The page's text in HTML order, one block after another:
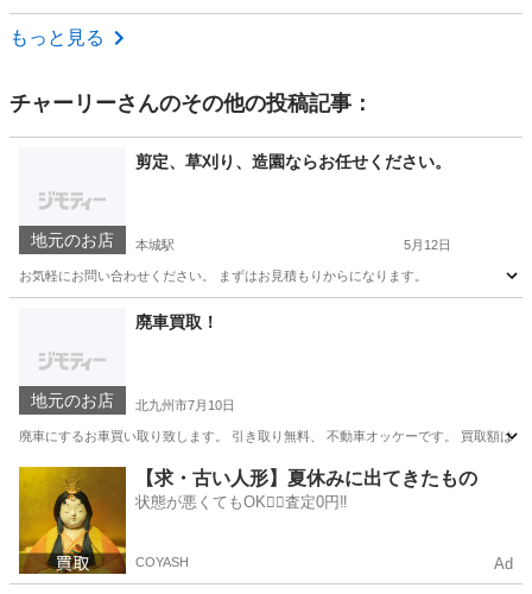
福岡 筑後市
もっと見る
チャーリーさんのその他の投稿記事：
地元のお店
剪定、草刈り、造園ならお任せください。
本城駅 5月12日
お気軽にお問い合わせください。 まずはお見積もりからになります。
本城駅
地元のお店
廃車買取！
北九州市7月10日
廃車にするお車買い取り致します。 引き取り無料、 不動車オッケーです。 買取額は
不用品買取 廃車
【求・古い人形】夏休みに出てきたもの
状態が悪くてもOK🙆‍♀️査定0円‼️
COYASH Ad